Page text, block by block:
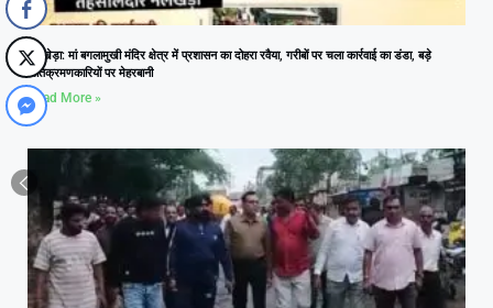
नलखेड़ा: मां बगलामुखी मंदिर क्षेत्र में प्रशासन का दोहरा रवैया, गरीबों पर चला कार्रवाई का डंडा, बड़े
अतिक्रमणकारियों पर मेहरबानी
Read More »